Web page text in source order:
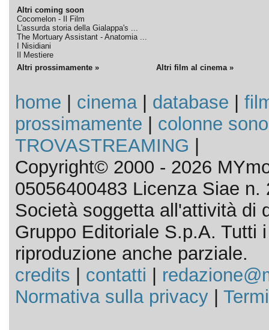
Altri coming soon
Cocomelon - Il Film
L'assurda storia della Gialappa's ...
The Mortuary Assistant - Anatomia ...
I Nisidiani
Il Mestiere
Altri prossimamente » Altri film al cinema »
home cinema| database
prossimamente
colonne
TROVASTREAMING
Copyright© 2000 - 2026
05056400483 Licenza Siae n.
Società soggetta all'attività di
Gruppo Editoriale S.p.A. Tutti
riproduzione anche parziale.
credits
contatti
Normativa sulla privacy|